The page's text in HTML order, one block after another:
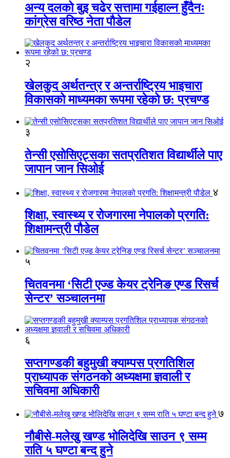
अन्य दलको बुइ चढेर सत्तामा गईहाल्न हुँदैनः
कांग्रेस वरिष्ठ नेता पौडेल
२
खेलकुद अर्थतन्त्र र अन्तर्राष्ट्रिय भाइचारा
विकासको माध्यमका रूपमा रहेको छ: प्रचण्ड
३
तेन्सी एसोसिएट्सका सतप्रतिशत विद्यार्थीले पाए
जापान जान सिओई
४
शिक्षा, स्वास्थ्य र रोजगारमा नेपालको प्रगति:
शिक्षामन्त्री पौडेल
५
चितवनमा ‘सिटी एज्ड केयर ट्रेनिङ एण्ड रिसर्च
सेन्टर’ सञ्चालनमा
६
सप्तगण्डकी बहुमुखी क्याम्पस प्रगतिशिल
प्राध्यापक संगठनको अध्यक्षमा ज्ञवाली र
सचिवमा अधिकारी
७
नौबीसे-मलेखु खण्ड भोलिदेखि साउन ९ सम्म
राति ५ घण्टा बन्द हुने